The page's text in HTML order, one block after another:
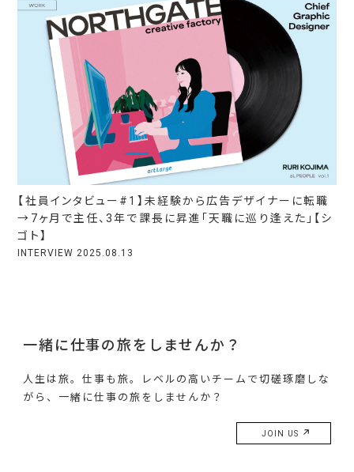
【社員インタビュー#1】未経験から広告デザイナーに転職
→7ヶ月で主任、3年で課長に昇進「天職に巡り逢えた」【シ
ゴト】
INTERVIEW2025.08.13
一緒に仕事の旅をしませんか？
人生は旅。仕事も旅。レベルの高いチームで切磋琢磨しな
がら、一緒に仕事の旅をしませんか？
JOIN US